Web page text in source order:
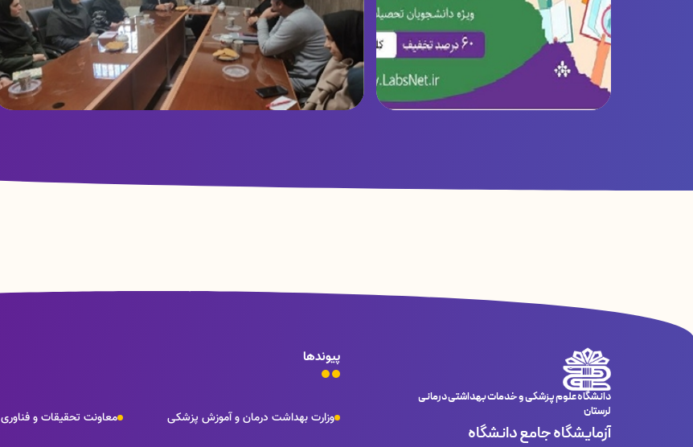
دانشگاه علوم پزشکی و خدمات بهداشتی درمانی
لرستان
آزمایشگاه جامع دانشگاه
پیوندها
وزارت بهداشت درمان و آموزش پزشکی معاونت تحقیقات و فناوری